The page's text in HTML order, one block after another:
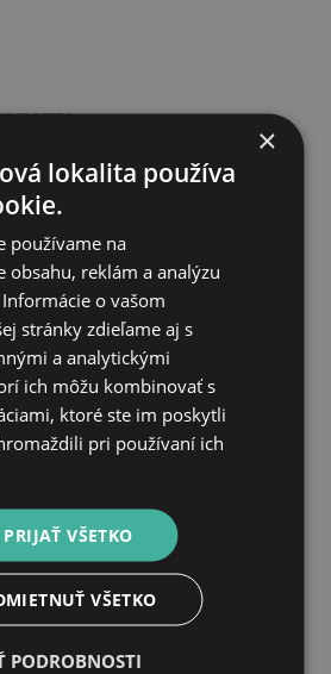
nervy
nápojov a tipov, ktoré
systém, mozog aj psychickú
varenia!
×
lokalita používa
používame na
obsahu, reklám a analýzu
o vašom
stránky zdieľame aj s
a analytickými
ich môžu kombinovať s
ktoré ste im poskytli
pri používaní ich
PRIJAŤ VŠETKO
VŠETKO
PODROBNOSTI